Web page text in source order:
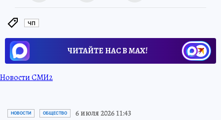
ЧП
ЧИТАЙТЕ НАС В МАХ!
Новости СМИ2
НОВОСТИ ОБЩЕСТВО 6 июля 2026 11:43